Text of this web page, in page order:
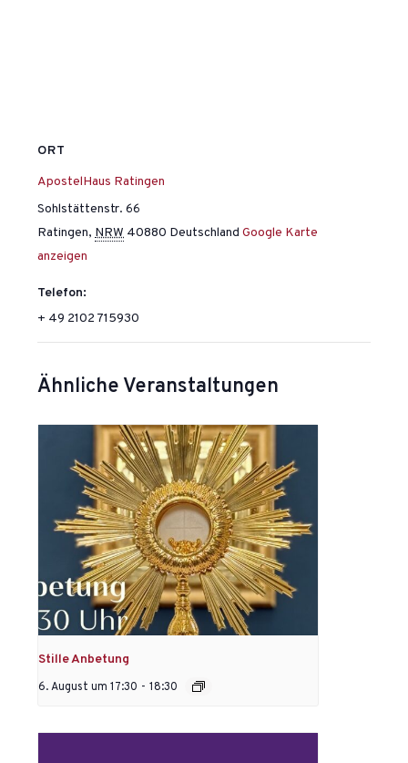
ORT
ApostelHaus Ratingen
Sohlstättenstr. 66
Ratingen, NRW 40880 Deutschland Google Karte
anzeigen
Telefon:
+ 49 2102 715930
Ähnliche Veranstaltungen
Stille Anbetung
6. August um 17:30 - 18:30